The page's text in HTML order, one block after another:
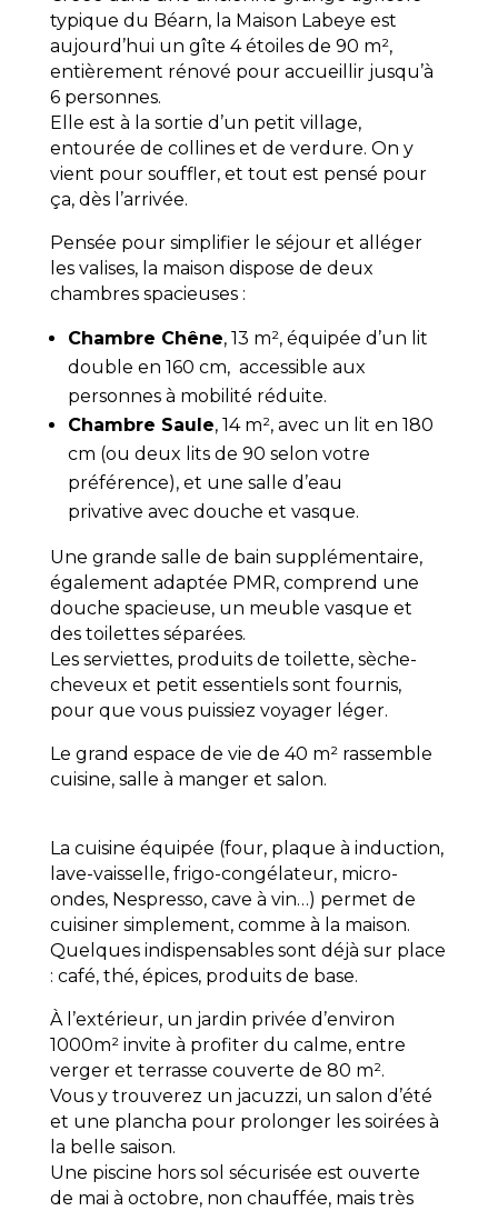
typique du Béarn, la Maison Labeye est
aujourd’hui un gîte 4 étoiles de 90 m²,
entièrement rénové pour accueillir jusqu’à
6 personnes.
Elle est à la sortie d’un petit village,
entourée de collines et de verdure. On y
vient pour souffler, et tout est pensé pour
ça, dès l’arrivée.
Pensée pour simplifier le séjour et alléger
les valises, la maison dispose de deux
chambres spacieuses :
Chambre Chêne, 13 m², équipée d’un lit
double en 160 cm, accessible aux
personnes à mobilité réduite.
Chambre Saule, 14 m², avec un lit en 180
cm (ou deux lits de 90 selon votre
préférence), et une salle d’eau
privative avec douche et vasque.
Une grande salle de bain supplémentaire,
également adaptée PMR, comprend une
douche spacieuse, un meuble vasque et
des toilettes séparées.
Les serviettes, produits de toilette, sèche-
cheveux et petit essentiels sont fournis,
pour que vous puissiez voyager léger.
Le grand espace de vie de 40 m² rassemble
cuisine, salle à manger et salon.
La cuisine équipée (four, plaque à induction,
lave-vaisselle, frigo-congélateur, micro-
ondes, Nespresso, cave à vin…) permet de
cuisiner simplement, comme à la maison.
Quelques indispensables sont déjà sur place
: café, thé, épices, produits de base.
À l’extérieur, un jardin privée d’environ
1000m² invite à profiter du calme, entre
verger et terrasse couverte de 80 m².
Vous y trouverez un jacuzzi, un salon d’été
et une plancha pour prolonger les soirées à
la belle saison.
Une piscine hors sol sécurisée est ouverte
de mai à octobre, non chauffée, mais très